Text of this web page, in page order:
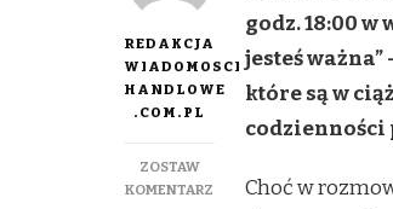
REDAKCJA
WIADOMOSCI
HANDLOWE
.COM.PL
ZOSTAW
KOMENTARZ
godz. 18:00
jesteś
które są w
codzienności
Choć w